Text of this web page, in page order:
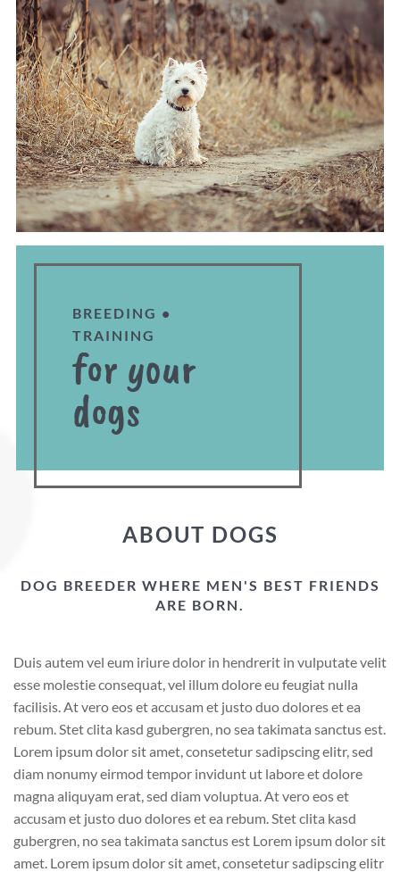
BREEDING •
TRAINING
for your
dogs
ABOUT DOGS
DOG BREEDER WHERE MEN'S BEST FRIENDS
ARE BORN.
Duis autem vel eum iriure dolor in hendrerit in vulputate velit
esse molestie consequat, vel illum dolore eu feugiat nulla
facilisis. At vero eos et accusam et justo duo dolores et ea
rebum. Stet clita kasd gubergren, no sea takimata sanctus est.
Lorem ipsum dolor sit amet, consetetur sadipscing elitr, sed
diam nonumy eirmod tempor invidunt ut labore et dolore
magna aliquyam erat, sed diam voluptua. At vero eos et
accusam et justo duo dolores et ea rebum. Stet clita kasd
gubergren, no sea takimata sanctus est Lorem ipsum dolor sit
amet. Lorem ipsum dolor sit amet, consetetur sadipscing elitr